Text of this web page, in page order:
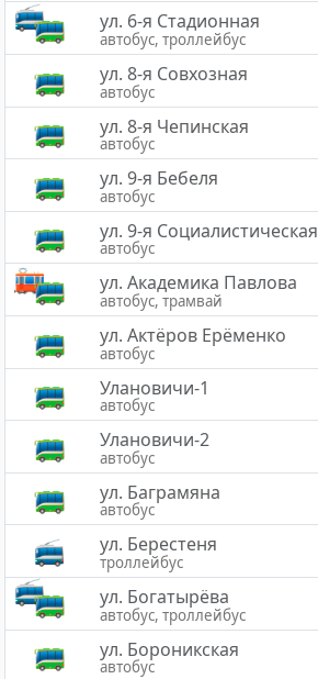
ул. 6-я Стадионная
автобус, троллейбус
ул. 8-я Совхозная
автобус
ул. 8-я Чепинская
автобус
ул. 9-я Бебеля
автобус
ул. 9-я Социалистическая
автобус
ул. Академика Павлова
автобус, трамвай
ул. Актёров Ерёменко
автобус
Улановичи-1
автобус
Улановичи-2
автобус
ул. Баграмяна
автобус
ул. Берестеня
троллейбус
ул. Богатырёва
автобус, троллейбус
ул. Бороникская
автобус